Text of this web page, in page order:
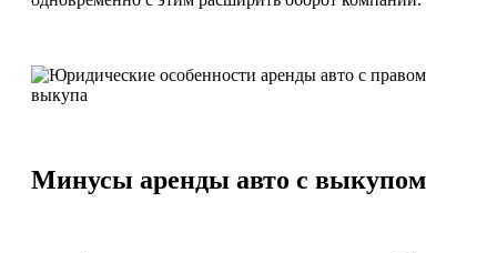
Минусы аренды авто с выкупом